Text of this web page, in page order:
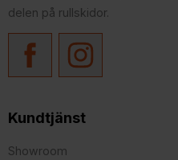
delen på rullskidor.
Kundtjänst
Showroom